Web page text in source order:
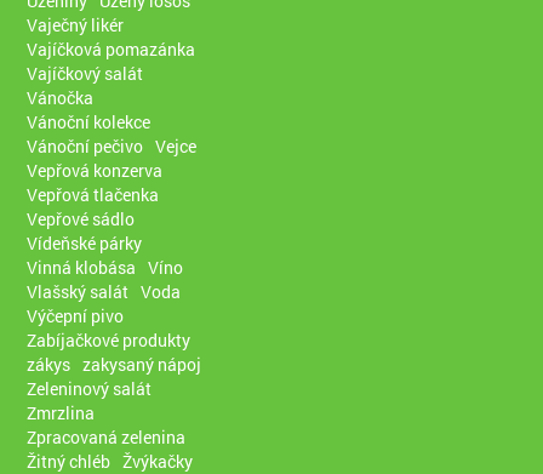
Vaječný likér
Vajíčková pomazánka
Vajíčkový salát
Vánočka
Vánoční kolekce
Vánoční pečivo Vejce
Vepřová konzerva
Vepřová tlačenka
Vepřové sádlo
Vídeňské párky
Vinná klobása Víno
Vlašský salát Voda
Výčepní pivo
Zabíjačkové produkty
zákys zakysaný nápoj
Zeleninový salát
Zmrzlina
Zpracovaná zelenina
Žitný chléb Žvýkačky